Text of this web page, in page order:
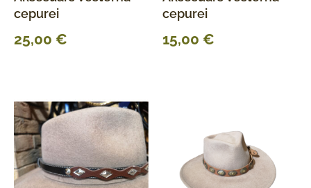
cepurei
25,00 €
cepurei
15,00 €